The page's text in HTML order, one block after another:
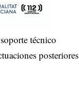
técnico
posteriores